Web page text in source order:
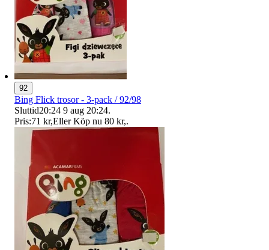
92
Bing Flick trosor - 3-pack / 92/98
Sluttid20:24 9 aug 20:24.
Pris:71 kr,Eller Köp nu 80 kr,.